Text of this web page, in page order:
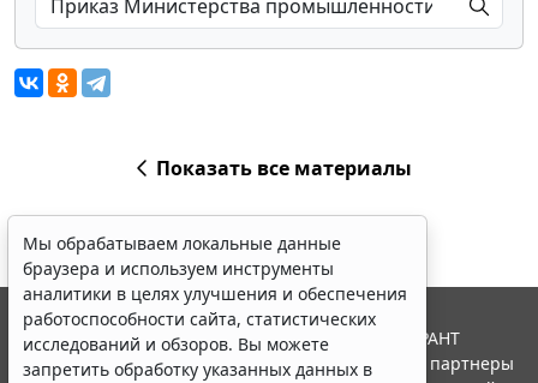
Показать все материалы
Мы обрабатываем локальные данные
браузера и используем инструменты
аналитики в целях улучшения и обеспечения
работоспособности сайта, статистических
исследований и обзоров. Вы можете
запретить обработку указанных данных в
© ООО "НПП "ГАРАНТ-СЕРВИС", 2026. Система ГАРАНТ
выпускается с 1990 года. Компания "Гарант" и ее партнеры